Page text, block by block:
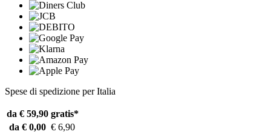
Spese di spedizione per Italia
da € 59,90 gratis*
da € 0,00 € 6,90